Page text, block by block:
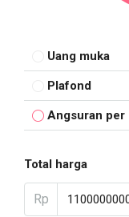
Uang muka
Plafond
Angsuran per
Total harga
Rp